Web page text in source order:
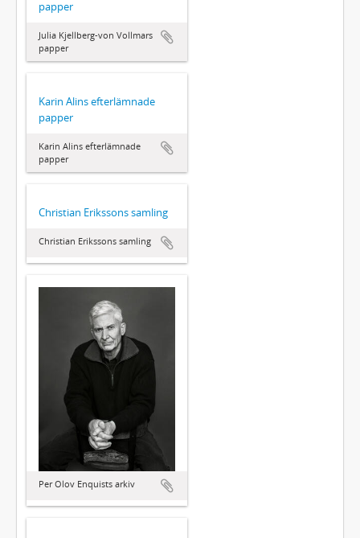
papper
Julia Kjellberg-von Vollmars
papper
Karin Alins efterlämnade
papper
Karin Alins efterlämnade
papper
Christian Erikssons samling
Christian Erikssons samling
Per Olov Enquists arkiv